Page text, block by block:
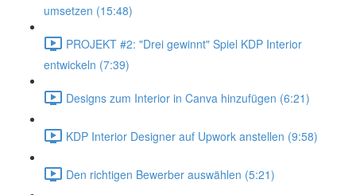
umsetzen (15:48)
PROJEKT #2: "Drei gewinnt" Spiel KDP Interior
entwickeln (7:39)
Designs zum Interior in Canva hinzufügen (6:21)
KDP Interior Designer auf Upwork anstellen (9:58)
Den richtigen Bewerber auswählen (5:21)